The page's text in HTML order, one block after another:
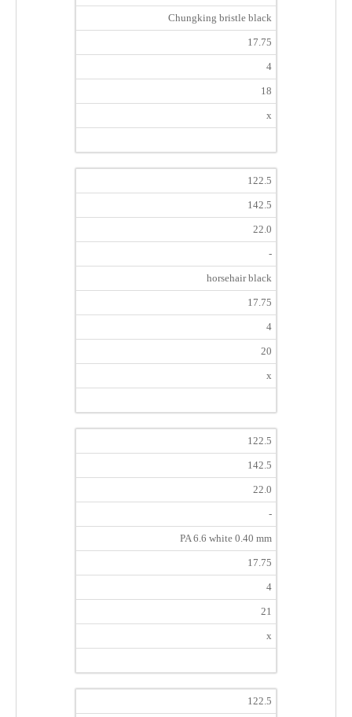
Chungking bristle black
17.75
4
18
x
122.5
142.5
22.0
-
horsehair black
17.75
4
20
x
122.5
142.5
22.0
-
PA 6.6 white 0.40 mm
17.75
4
21
x
122.5